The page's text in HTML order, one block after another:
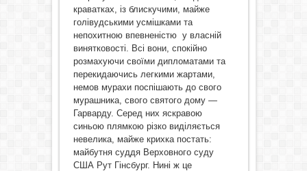
краватках, із блискучими, майже
голівудськими усмішками та
непохитною впевненістю у власній
винятковості. Всі вони, спокійно
розмахуючи своїми дипломатами та
перекидаючись легкими жартами,
немов мурахи поспішають до свого
мурашника, свого святого дому —
Гарварду. Серед них яскравою
синьою плямкою різко виділяється
невелика, майже крихка постать:
майбутня суддя Верховного суду
США Рут Гінсбург. Нині ж це